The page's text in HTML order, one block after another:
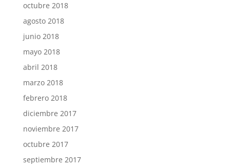
octubre 2018
agosto 2018
junio 2018
mayo 2018
abril 2018
marzo 2018
febrero 2018
diciembre 2017
noviembre 2017
octubre 2017
septiembre 2017